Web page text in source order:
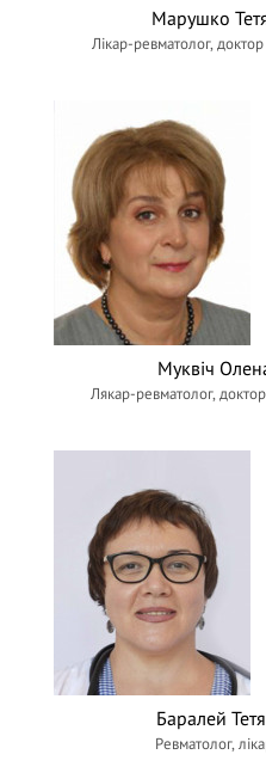
Марушко
Лікар-ревматолог,
Муквіч
Лякар-ревматолог,
Баралей
Ревматолог,